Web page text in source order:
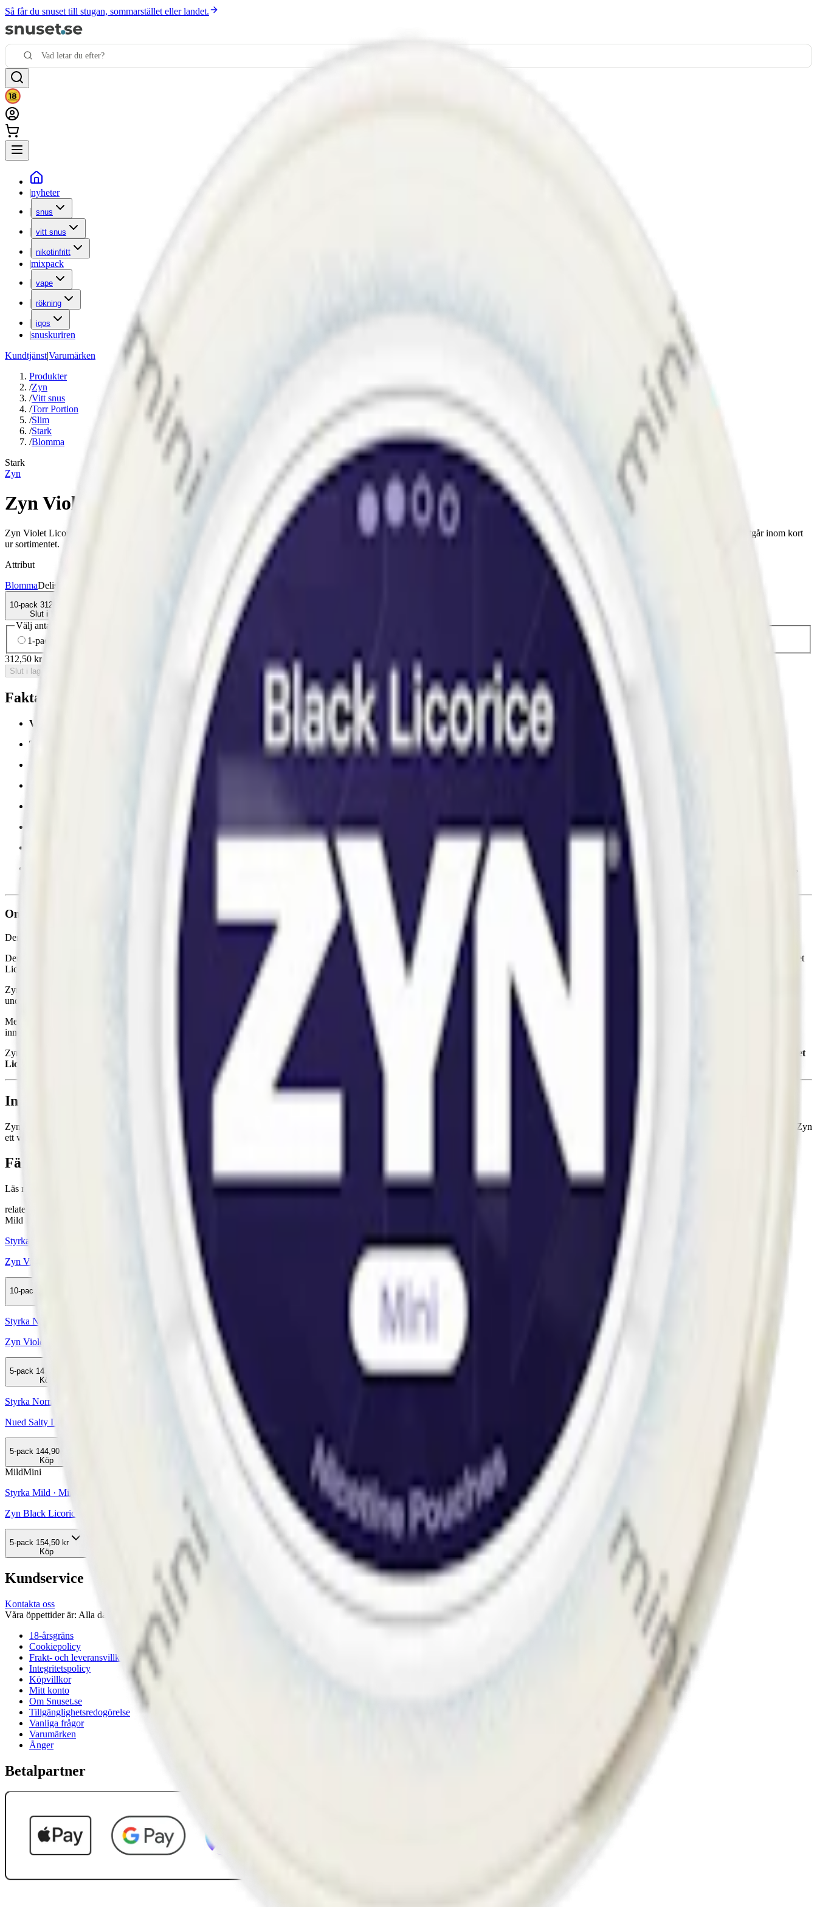
Så får du snuset till stugan, sommarstället eller landet.
|nyheter
| snus
| vitt snus
| nikotinfritt
|mixpack
| vape
| rökning
| iqos
|snuskuriren
Kundtjänst|Varumärken
Produkter
/Zyn
/Vitt snus
/Torr Portion
/Slim
/Stark
/Blomma
Stark
Zyn
Zyn Violet Licorice Slim 4
Zyn Violet Licorice Slim 4 är ett nytt starkare vitt snus med smak av lakrits, viol och salmiak i en slim prilla. 11,2 mg nikotin per prilla. Lanserat i januari 2024. OBS! Zyn Violet Licorice Slim 4 utgår inom kort
ur sortimentet.
Attribut
BlommaDelisted Zyn
10-pack 312,50 kr
Slut i lager
Välj antal dosor
1-pack
31,30 kr 30,75 kr
312,50 kr
Slut i lager
Fakta om Zyn Violet Licorice Slim 4 Starkt Vitt Snus
Varumärke:
Tillverkare:
vatten, fyllnadsmedel (E460, cellulosa), växtfiber, fuktighetsbevarande medel (E422, glycerol), surhetsreglerande medel (E500, soda; E334, l-vinsyra samt E509, kalciumklorid) samt salt,
Om Zyn Violet Licorice Slim 4
Denna nya Zyn har utöver en unika smak en ny typ av prilla. Smaken förenar det söta från lakrits med de distinkta tonerna av viol och en pepprig salmiak. En lätt syrlig sälta ger en komplex smakupplevelse.
Den nya prillan från Zyn, introducerad nu i januari 2024, är mjukare än tidigare versioner, vilket ger en förbättrad munkänsla och ökad komfort. Detta, tillsammans med en normalfuktig prilla, gör att Zyn Violet
Licorice Slim Stark har en smak och nikotinupplevelse som håller i sig.
Zyn Violet Licorice kommer i slim-format, vilket innebär att prillorna är ca 25% mindre än traditionella portioner, med en vikt på endast 0,7 gram per prilla. Den slimma prillan är mer diskret och mindre synlig
under läppen. En dosa innehåller 21 prillor som tillsammans väger strax under 15 gram.
Med en nikotinstyrka på 11,2 mg per prilla är nya Zyn Violet Licorice Slim Stark som ett något starkare snus, med 1,60% nikotinhalt. En kraftfull upplevelse som inte överväldigar. Nya Zyn Violet Licorice
innehåller varken socker eller sötningsmedel. Du hittar en komplett innehållsförteckning längre upp på denna sida.
Zyn tillverkas av Swedish Match, en klassisk tillverkare i snusbranschen där står Zyn innovation inom det vita tobaksfria snuset. Zyn Violet finns också i en mildare variant 6,4 mg nikotin per prilla):
Zyn Violet
Licorice
Information om varumärket Zyn
Zyn, ett vitt snus från Swedish Match, lanserades i Sverige 2016. Zyn snus finns i flera smaker och styrkor. Från klassisk
till unika Zyn Bellini, med nikotininnehåll från 1,5 mg till 11,2 mg, är Zyn
ett vitt snus med valmöjligheter.
Färskt vitt snus
Läs mer om hur du förvarar Zyn Violet Licorice Slim Strong:"Så förvarar du snuset rätt"
relaterade produkter
Mild
Styrka Mild · Slim
Zyn Violet Licorice Slim 2
10-pack
Styrka Normal · Slim
Zyn Violet Licorice Slim 3
5-pack 147,50 kr
Köp
Styrka Normal · Slim
Nued Salty Licorice 2
5-pack 144,90 kr
Köp
MildMini
Styrka Mild · Mini
Zyn Black Licorice Mini 2
5-pack 154,50 kr
Köp
Kundservice
Kontakta oss
Våra öppettider är: Alla dagar 08:00 - 18:00 Vi svarar vanligtvis inom 24 timmar på vardagar.
18-årsgräns
Cookiepolicy
Frakt- och leveransvillkor
Integritetspolicy
Köpvillkor
Mitt konto
Om Snuset.se
Tillgänglighetsredogörelse
Vanliga frågor
Varumärken
Ånger
Betalpartner